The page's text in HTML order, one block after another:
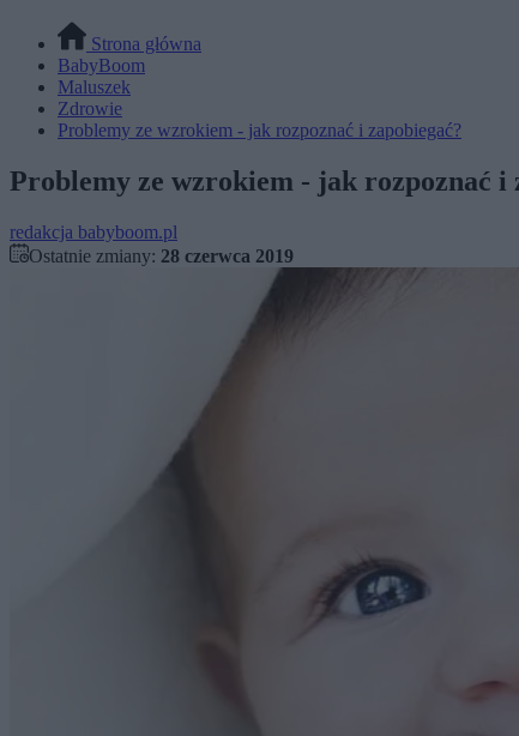
Strona główna
BabyBoom
Maluszek
Zdrowie
Problemy ze wzrokiem - jak rozpoznać i zapobiegać?
Problemy ze wzrokiem - jak rozpoznać i
redakcja babyboom.pl
Ostatnie zmiany: 28 czerwca 2019